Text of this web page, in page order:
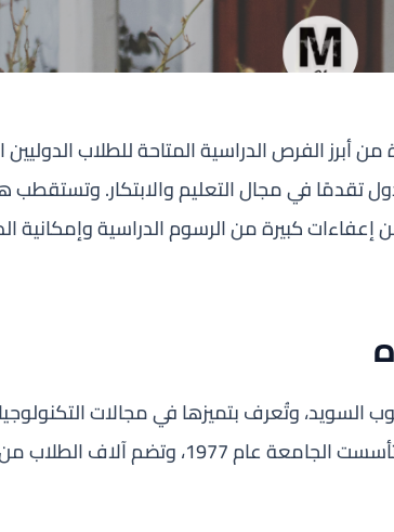
الفرص الدراسية المتاحة للطلاب الدوليين
تقدمًا في مجال التعليم والابتكار. وتستقطب
كبيرة من الرسوم الدراسية وإمكانية
وتُعرف بتميزها في مجالات
الاصطناعي والعلوم الصحية وإدارة الأعمال. تأسست الجامعة عام